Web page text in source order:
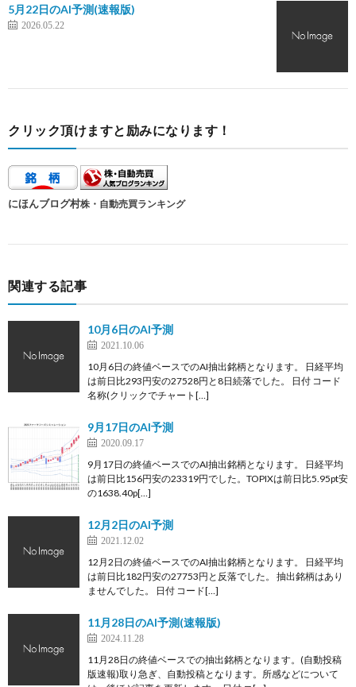
5月22日のAI予測(速報版)
2026.05.22
クリック頂けますと励みになります！
にほんブログ村株・自動売買ランキング
関連する記事
10月6日のAI予測
2021.10.06
10月6日の終値ベースでのAI抽出銘柄となります。 日経平均
は前日比293円安の27528円と8日続落でした。 日付 コード
名称(クリックでチャート[…]
9月17日のAI予測
2020.09.17
9月17日の終値ベースでのAI抽出銘柄となります。 日経平均
は前日比156円安の23319円でした。TOPIXは前日比5.95pt安
の1638.40p[…]
12月2日のAI予測
2021.12.02
12月2日の終値ベースでのAI抽出銘柄となります。 日経平均
は前日比182円安の27753円と反落でした。 抽出銘柄はあり
ませんでした。 日付 コード[…]
11月28日のAI予測(速報版)
2024.11.28
11月28日の終値ベースでの抽出銘柄となります。(自動投稿
版速報)取り急ぎ、自動投稿となります。所感などについて